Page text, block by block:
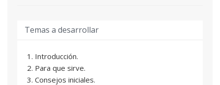
Temas a desarrollar
1. Introducción.
2. Para que sirve.
3. Consejos iniciales.